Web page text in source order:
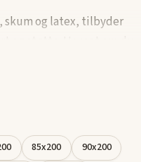
skum og latex, tilbyder
eller skabe en
kan du finde den
behov.
og find den løsning,
85x200
90x200